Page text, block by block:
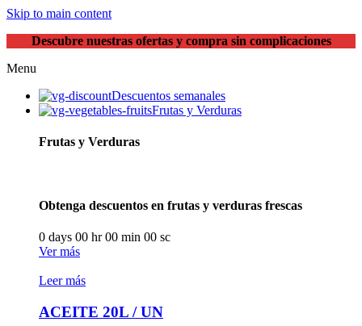
Skip to main content
Descubre nuestras ofertas y compra sin complicaciones
Menu
Descuentos semanales
Frutas y Verduras
Frutas y Verduras
Obtenga descuentos en frutas y verduras frescas
0 days 00 hr00 min 00 sc
Ver más
Leer más
ACEITE 20L / UN